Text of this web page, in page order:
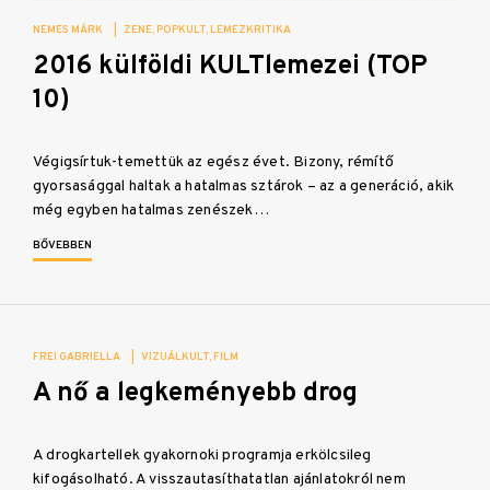
NEMES MÁRK ZENE POPKULT LEMEZKRITIKA
2016 külföldi KULTlemezei (TOP
10)
Végigsírtuk-temettük az egész évet. Bizony, rémítő
gyorsasággal haltak a hatalmas sztárok – az a generáció, akik
még egyben hatalmas zenészek…
BŐVEBBEN
FREI GABRIELLA VIZUÁLKULT FILM
A nő a legkeményebb drog
A drogkartellek gyakornoki programja erkölcsileg
kifogásolható. A visszautasíthatatlan ajánlatokról nem